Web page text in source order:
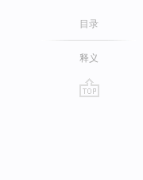
目录
释义